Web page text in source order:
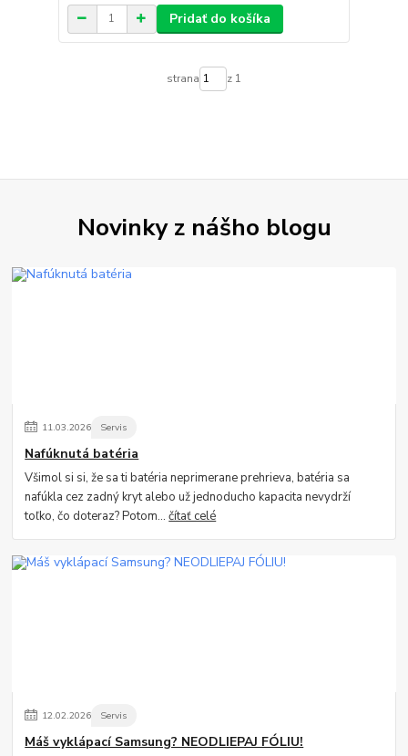
Pridať do košíka
strana z 1
Novinky z nášho blogu
11.03.2026 Servis
Nafúknutá batéria
Všimol si si, že sa ti batéria neprimerane prehrieva, batéria sa
nafúkla cez zadný kryt alebo už jednoducho kapacita nevydrží
toľko, čo doteraz? Potom...čítať celé
12.02.2026 Servis
Máš vyklápací Samsung? NEODLIEPAJ FÓLIU!